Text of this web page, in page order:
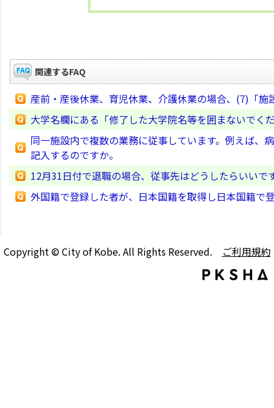
関連するFAQ
産前・産後休業、育児休業、介護休業の場合、(7)「
大学名欄にある「修了した大学院名等を囲まないでく
同一施設内で複数の業務に従事しています。例えば、
記入するのですか。
12月31日付で退職の場合、従事先はどうしたらいいで
外国籍で登録した者が、日本国籍を取得し日本国籍で
Copyright © City of Kobe. All Rights Reserved. ご利用規約